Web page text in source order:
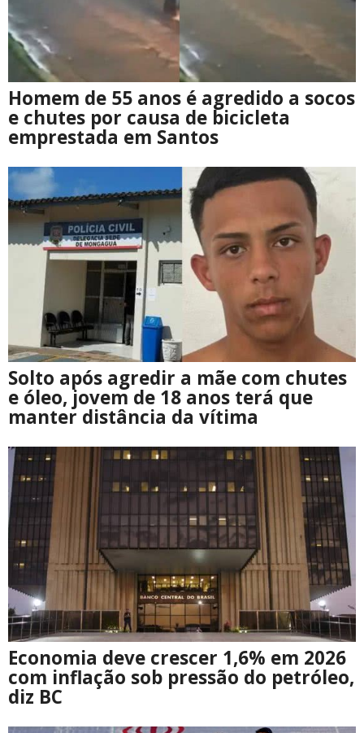
Homem de 55 anos é agredido a socos
e chutes por causa de bicicleta
emprestada em Santos
Solto após agredir a mãe com chutes
e óleo, jovem de 18 anos terá que
manter distância da vítima
Economia deve crescer 1,6% em 2026
com inflação sob pressão do petróleo,
diz BC